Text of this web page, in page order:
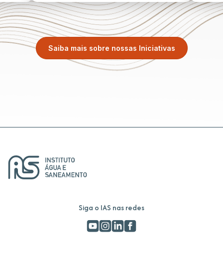
Saiba mais sobre nossas Iniciativas
Siga o IAS nas redes